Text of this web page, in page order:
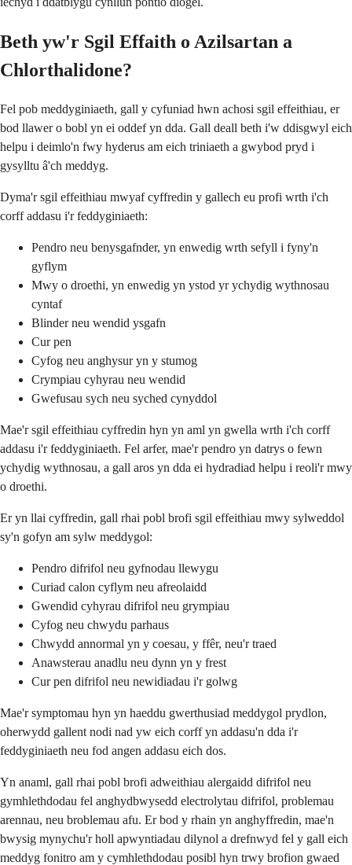
Beth yw'r Sgil Effaith o Azilsartan a
Chlorthalidone?
Fel pob meddyginiaeth, gall y cyfuniad hwn achosi sgil effeithiau, er
bod llawer o bobl yn ei oddef yn dda. Gall deall beth i'w ddisgwyl eich
helpu i deimlo'n fwy hyderus am eich triniaeth a gwybod pryd i
gysylltu â'ch meddyg.
Dyma'r sgil effeithiau mwyaf cyffredin y gallech eu profi wrth i'ch
corff addasu i'r feddyginiaeth:
Pendro neu benysgafnder, yn enwedig wrth sefyll i fyny'n
gyflym
Mwy o droethi, yn enwedig yn ystod yr ychydig wythnosau
cyntaf
Blinder neu wendid ysgafn
Cur pen
Cyfog neu anghysur yn y stumog
Crympiau cyhyrau neu wendid
Gwefusau sych neu syched cynyddol
Mae'r sgil effeithiau cyffredin hyn yn aml yn gwella wrth i'ch corff
addasu i'r feddyginiaeth. Fel arfer, mae'r pendro yn datrys o fewn
ychydig wythnosau, a gall aros yn dda ei hydradiad helpu i reoli'r mwy
o droethi.
Er yn llai cyffredin, gall rhai pobl brofi sgil effeithiau mwy sylweddol
sy'n gofyn am sylw meddygol:
Pendro difrifol neu gyfnodau llewygu
Curiad calon cyflym neu afreolaidd
Gwendid cyhyrau difrifol neu grympiau
Cyfog neu chwydu parhaus
Chwydd annormal yn y coesau, y ffêr, neu'r traed
Anawsterau anadlu neu dynn yn y frest
Cur pen difrifol neu newidiadau i'r golwg
Mae'r symptomau hyn yn haeddu gwerthusiad meddygol prydlon,
oherwydd gallent nodi nad yw eich corff yn addasu'n dda i'r
feddyginiaeth neu fod angen addasu eich dos.
Yn anaml, gall rhai pobl brofi adweithiau alergaidd difrifol neu
gymhlethdodau fel anghydbwysedd electrolytau difrifol, problemau
arennau, neu broblemau afu. Er bod y rhain yn anghyffredin, mae'n
bwysig mynychu'r holl apwyntiadau dilynol a drefnwyd fel y gall eich
meddyg fonitro am y cymhlethdodau posibl hyn trwy brofion gwaed